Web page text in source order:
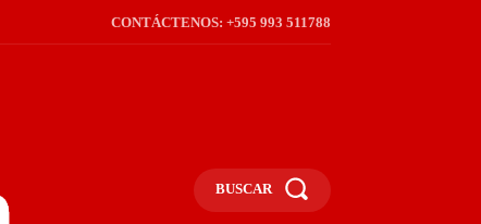
CONTÁCTENOS: +595 993 511788
BUSCAR